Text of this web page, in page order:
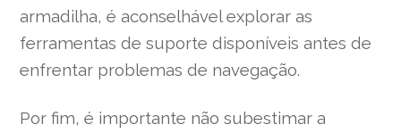
armadilha, é aconselhável explorar as
ferramentas de suporte disponíveis antes de
enfrentar problemas de navegação.
Por fim, é importante não subestimar a